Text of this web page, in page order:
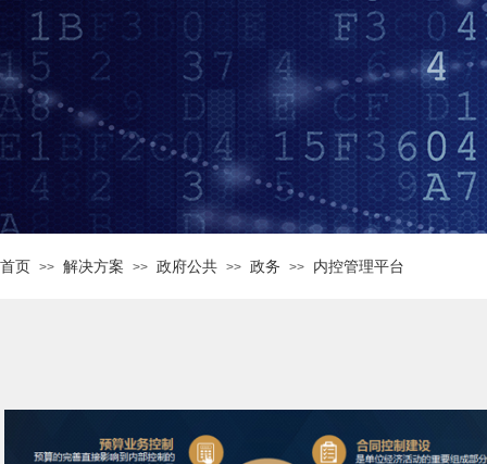
首页 >> 解决方案 >> 政府公共 >> 政务 >> 内控管理平台